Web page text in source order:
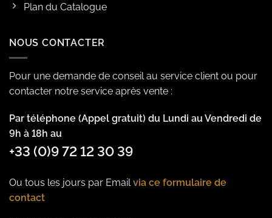
Plan du Catalogue
NOUS CONTACTER
Pour une demande de conseil au service client ou pour
contacter notre service après vente :
Par téléphone (Appel gratuit) du Lundi au Vendredi de
9h à 18h au
+33 (0)9 72 12 30 39
Ou tous les jours par Emailvia ce formulaire de
contact